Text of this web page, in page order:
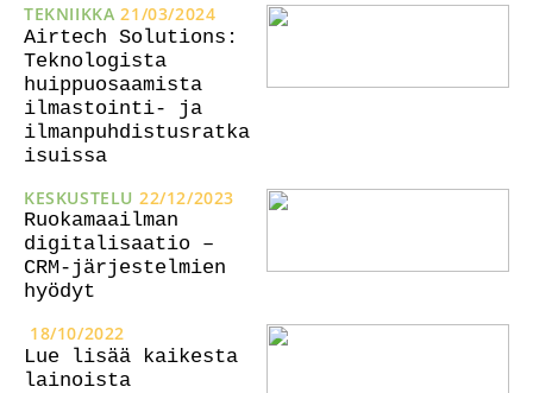
TEKNIIKKA 21/03/2024
Airtech Solutions:
Teknologista
huippuosaamista
ilmastointi- ja
ilmanpuhdistusratka
isuissa
KESKUSTELU 22/12/2023
Ruokamaailman
digitalisaatio –
CRM-järjestelmien
hyödyt
18/10/2022
Lue lisää kaikesta
lainoista